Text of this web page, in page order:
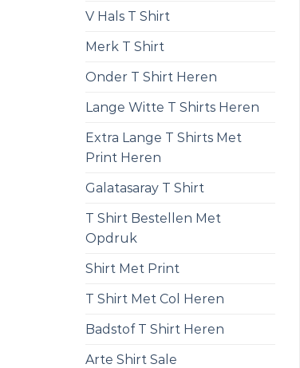
V Hals T Shirt
Merk T Shirt
Onder T Shirt Heren
Lange Witte T Shirts Heren
Extra Lange T Shirts Met
Print Heren
Galatasaray T Shirt
T Shirt Bestellen Met
Opdruk
Shirt Met Print
T Shirt Met Col Heren
Badstof T Shirt Heren
Arte Shirt Sale